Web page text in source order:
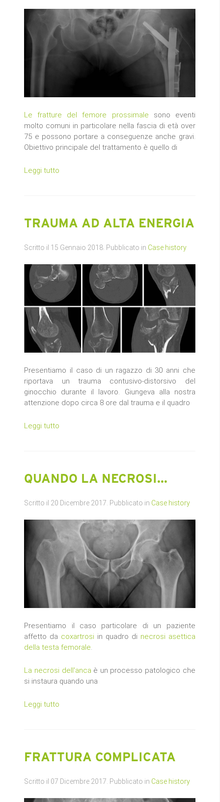
Le fratture del femore prossimale sono eventi
molto comuni in particolare nella fascia di età over
75 e possono portare a conseguenze anche gravi.
Obiettivo principale del trattamento è quello di
Leggi tutto
TRAUMA AD ALTA ENERGIA
Scritto il 15 Gennaio 2018 . Pubblicato in Case history
Presentiamo il caso di un ragazzo di 30 anni che
riportava un trauma contusivo-distorsivo del
ginocchio durante il lavoro. Giungeva alla nostra
attenzione dopo circa 8 ore dal trauma e il quadro
Leggi tutto
QUANDO LA NECROSI...
Scritto il 20 Dicembre 2017 . Pubblicato in Case history
Presentiamo il caso particolare di un paziente
affetto da coxartrosi in quadro di necrosi asettica
della testa femorale.
La necrosi dell'anca è un processo patologico che
si instaura quando una
Leggi tutto
FRATTURA COMPLICATA
Scritto il 07 Dicembre 2017 . Pubblicato in Case history